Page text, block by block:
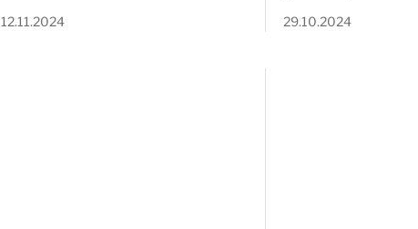
12.11.2024 29.10.2024